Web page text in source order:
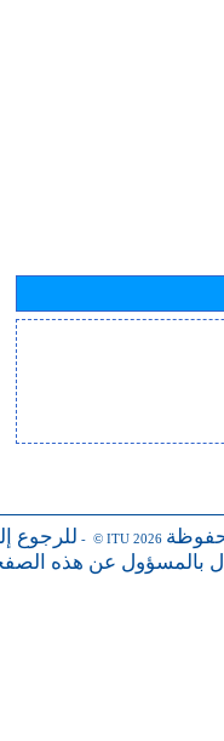
للرجوع - © ITU 2026
بالمسؤول عن هذه